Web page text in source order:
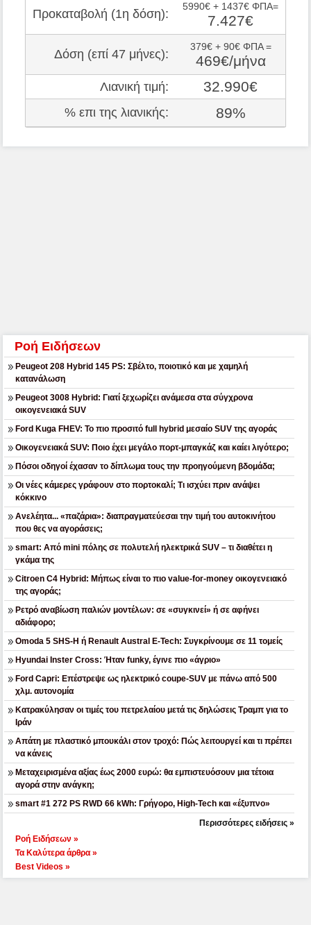
Προκαταβολή (1η δόση):
5990€ + 1437€ ΦΠΑ=
7.427€
Δόση (επί 47 μήνες):
379€ + 90€ ΦΠΑ =
469€/μήνα
Λιανική τιμή: 32.990€
% επι της λιανικής: 89%
Ροή Ειδήσεων
Peugeot 208 Hybrid 145 PS: Σβέλτο, ποιοτικό και με χαμηλή
κατανάλωση
Peugeot 3008 Hybrid: Γιατί ξεχωρίζει ανάμεσα στα σύγχρονα
οικογενειακά SUV
Ford Kuga FHEV: Το πιο προσιτό full hybrid μεσαίο SUV της αγοράς
Οικογενειακά SUV: Ποιο έχει μεγάλο πορτ-μπαγκάζ και καίει λιγότερο;
Πόσοι οδηγοί έχασαν το δίπλωμα τους την προηγούμενη βδομάδα;
Οι νέες κάμερες γράφουν στο πορτοκαλί; Τι ισχύει πριν ανάψει
κόκκινο
Ανελέητα... «παζάρια»: διαπραγματεύεσαι την τιμή του αυτοκινήτου
που θες να αγοράσεις;
smart: Από mini πόλης σε πολυτελή ηλεκτρικά SUV – τι διαθέτει η
γκάμα της
Citroen C4 Hybrid: Μήπως είναι το πιο value-for-money οικογενειακό
της αγοράς;
Ρετρό αναβίωση παλιών μοντέλων: σε «συγκινεί» ή σε αφήνει
αδιάφορο;
Omoda 5 SHS-H ή Renault Austral E-Tech: Συγκρίνουμε σε 11 τομείς
Hyundai Inster Cross: Ήταν funky, έγινε πιο «άγριο»
Ford Capri: Επέστρεψε ως ηλεκτρικό coupe-SUV με πάνω από 500
χλμ. αυτονομία
Κατρακύλησαν οι τιμές του πετρελαίου μετά τις δηλώσεις Τραμπ για το
Ιράν
Απάτη με πλαστικό μπουκάλι στον τροχό: Πώς λειτουργεί και τι πρέπει
να κάνεις
Μεταχειρισμένα αξίας έως 2000 ευρώ: θα εμπιστευόσουν μια τέτοια
αγορά στην ανάγκη;
smart #1 272 PS RWD 66 kWh: Γρήγορο, High-Tech και «έξυπνο»
Περισσότερες ειδήσεις »
Ροή Ειδήσεων »
Τα Καλύτερα άρθρα »
Best Videos »